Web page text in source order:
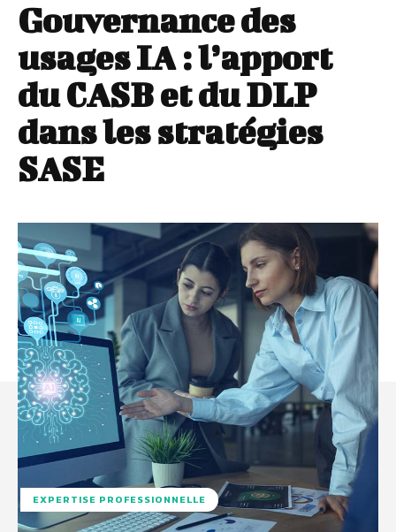
Gouvernance des
usages IA : l’apport
du CASB et du DLP
dans les stratégies
SASE
EXPERTISE PROFESSIONNELLE